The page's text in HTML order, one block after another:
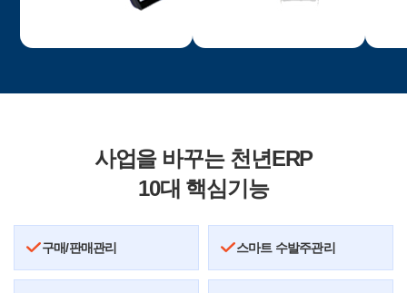
사업을 바꾸는 천년ERP
10대 핵심기능
구매/판매관리 스마트 수발주관리